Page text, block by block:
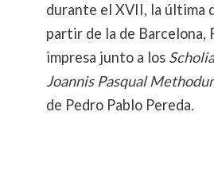
durante el XVII, la última
partir de la de Barcelona,
impresa junto a los
Joannis Pasqual
de Pedro Pablo Pereda.